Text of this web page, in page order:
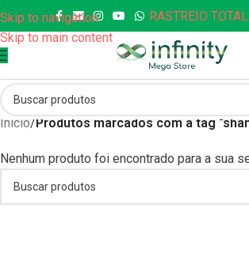
Skip to navigation
Skip to main content
RASTREIO
Início/Produtos marcados com a tag
Nenhum produto foi encontrado para a sua